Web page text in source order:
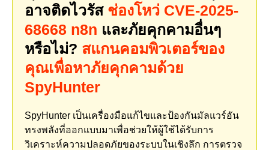
อาจติดไวรัส ช่องโหว่ CVE-2025-
68668 n8n และภัยคุกคามอื่นๆ
หรือไม่? สแกนคอมพิวเตอร์ของ
คุณเพื่อหาภัยคุกคามด้วย
SpyHunter
SpyHunter เป็นเครื่องมือแก้ไขและป้องกันมัลแวร์อัน
ทรงพลังที่ออกแบบมาเพื่อช่วยให้ผู้ใช้ได้รับการ
วิเคราะห์ความปลอดภัยของระบบในเชิงลึก การตรวจ